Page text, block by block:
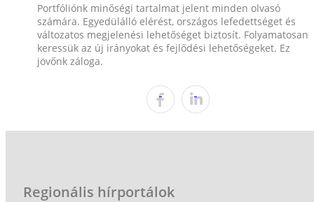
Portfóliónk minőségi tartalmat jelent minden olvasó
számára. Egyedülálló elérést, országos lefedettséget és
változatos megjelenési lehetőséget biztosít. Folyamatosan
keressük az új irányokat és fejlődési lehetőségeket. Ez
jövőnk záloga.
Regionális hírportálok